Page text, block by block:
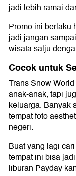
jadi lebih ramai
Promo ini berlaku
jadi jangan
wisata salju
Cocok untuk
Trans Snow
anak-anak, tapi
keluarga. Banyak
tempat foto
negeri.
Buat yang lagi
tempat ini bisa
liburan Payday